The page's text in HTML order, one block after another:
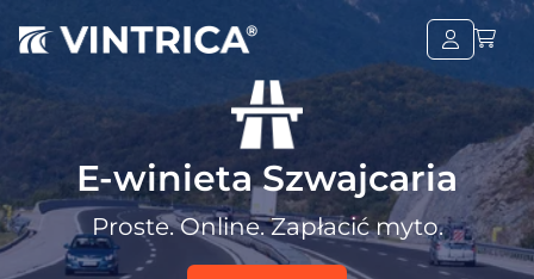
E-winieta Szwajcaria
Proste. Online. Zapłacić myto.